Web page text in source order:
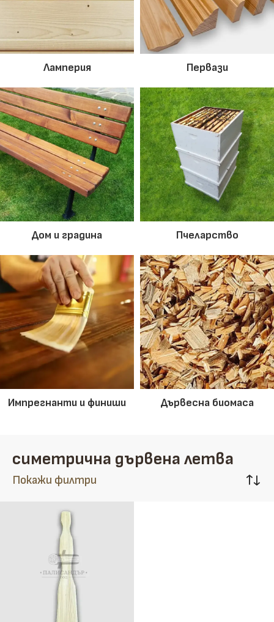
Ламперия Первази
Дом и градина Пчеларство
Импрегнанти и финиши Дървесна биомаса
симетрична дървена летва
Покажи филтри